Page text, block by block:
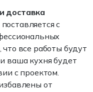
доставка
поставляется с
все работы будут
ваша кухня будет
с проектом.
от